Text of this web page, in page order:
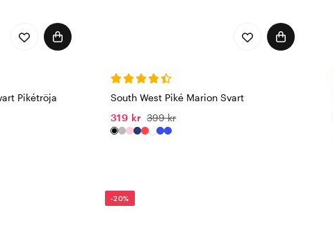
Pikétröja
South West Piké Marion Svart
319 kr 399 kr
-20%